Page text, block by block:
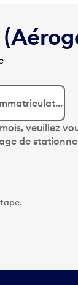
veuillez
de